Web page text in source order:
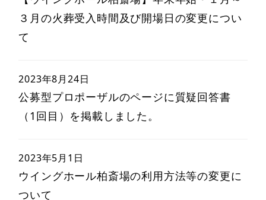
３月の火葬受入時間及び開場日の変更につい
て
公募型プロポーザルのページに質疑回答書
（1回目）を掲載しました。
2023年8月24日
ウイングホール柏斎場の利用方法等の変更に
ついて
2023年5月1日